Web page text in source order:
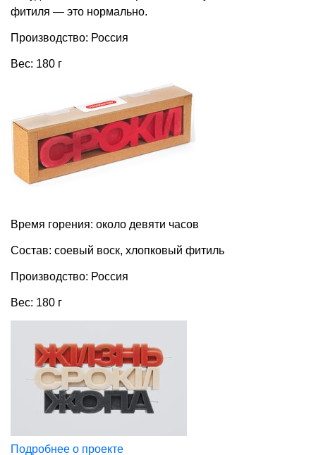
фитиля — это нормально.
Производство: Россия
Вес: 180 г
Время горения: около девяти часов
Состав: соевый воск, хлопковый фитиль
Производство: Россия
Вес: 180 г
Подробнее о проекте